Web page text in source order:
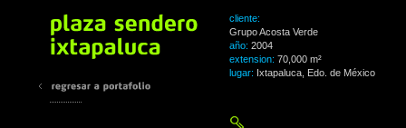
cliente:
Grupo Acosta Verde
año: 2004
extension: 70,000 m²
lugar: Ixtapaluca, Edo. de México